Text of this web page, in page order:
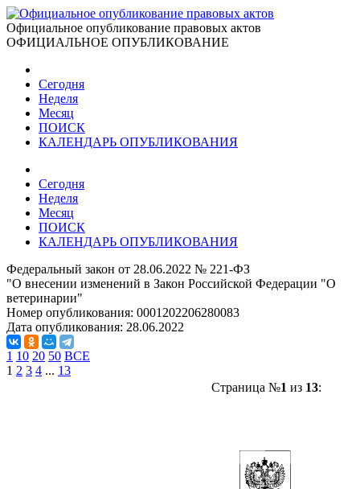
Официальное опубликование правовых актов
ОФИЦИАЛЬНОЕ ОПУБЛИКОВАНИЕ
Сегодня
Неделя
Месяц
ПОИСК
КАЛЕНДАРЬ ОПУБЛИКОВАНИЯ
Сегодня
Неделя
Месяц
ПОИСК
КАЛЕНДАРЬ ОПУБЛИКОВАНИЯ
Федеральный закон от 28.06.2022 № 221-ФЗ
"О внесении изменений в Закон Российской Федерации "О
ветеринарии"
Номер опубликования: 0001202206280083
Дата опубликования: 28.06.2022
1 10 20 50 ВСЕ
1 2 3 4 ... 13
Страница №1 из 13: